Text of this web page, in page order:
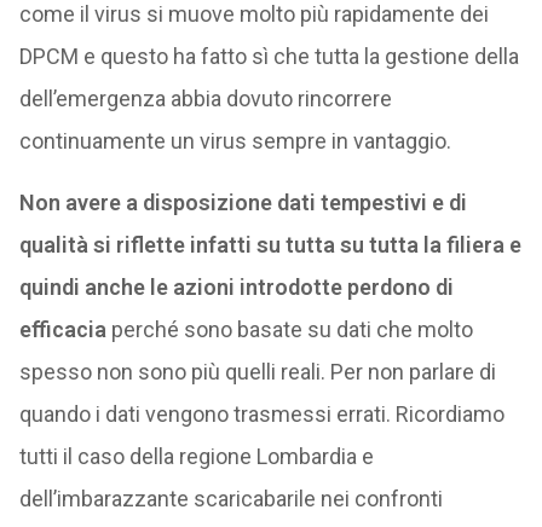
come il virus si muove molto più rapidamente dei
DPCM e questo ha fatto sì che tutta la gestione della
dell’emergenza abbia dovuto rincorrere
continuamente un virus sempre in vantaggio.
Non avere a disposizione dati tempestivi e di
qualità si riflette infatti su tutta su tutta la filiera e
quindi anche le azioni introdotte perdono di
efficacia perché sono basate su dati che molto
spesso non sono più quelli reali. Per non parlare di
quando i dati vengono trasmessi errati. Ricordiamo
tutti il caso della regione Lombardia e
dell’imbarazzante scaricabarile nei confronti